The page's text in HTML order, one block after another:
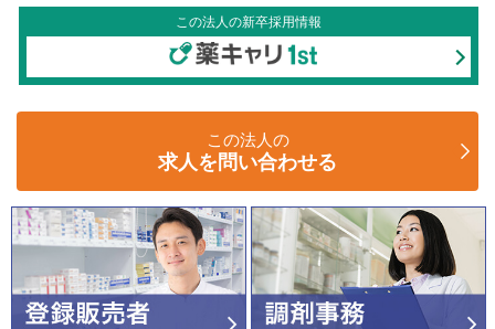
この法人の新卒採用情報
この法人の
求人を問い合わせる